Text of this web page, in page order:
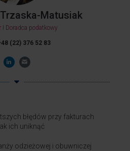
Matusiak
I Doradca podatkowy
(22) 376 52 83
błędów przy fakturach
ich uniknąć
odzieżowej i obuwniczej